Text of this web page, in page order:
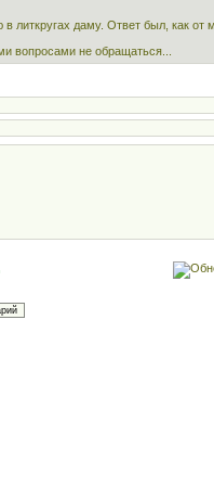
литкругах даму. Ответ был, как
вопросами не обращаться...